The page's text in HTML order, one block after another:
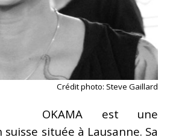
Crédit photo: Steve Gaillard
OKAMA est une
située à Lausanne. Sa